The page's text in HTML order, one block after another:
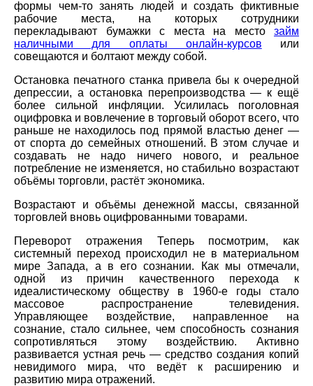
формы чем-то занять людей и создать фиктивные
рабочие места, на которых сотрудники
перекладывают бумажки с места на место займ
наличными для оплаты онлайн-курсов или
совещаются и болтают между собой.
Остановка печатного станка привела бы к очередной
депрессии, а остановка перепроизводства — к ещё
более сильной инфляции. Усилилась поголовная
оцифровка и вовлечение в торговый оборот всего, что
раньше не находилось под прямой властью денег —
от спорта до семейных отношений. В этом случае и
создавать не надо ничего нового, и реальное
потребление не изменяется, но стабильно возрастают
объёмы торговли, растёт экономика.
Возрастают и объёмы денежной массы, связанной
торговлей вновь оцифрованными товарами.
Переворот отражения Теперь посмотрим, как
системный переход происходил не в материальном
мире Запада, а в его сознании. Как мы отмечали,
одной из причин качественного перехода к
идеалистическому обществу в 1960-е годы стало
массовое распространение телевидения.
Управляющее воздействие, направленное на
сознание, стало сильнее, чем способность сознания
сопротивляться этому воздействию. Активно
развивается устная речь — средство создания копий
невидимого мира, что ведёт к расширению и
развитию мира отражений.